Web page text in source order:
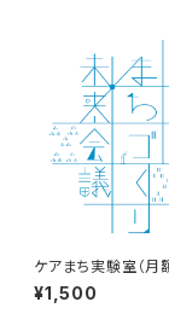
ケアまち実験室（月
¥1,500